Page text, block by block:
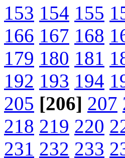
153 154 155
166 167 168
179 180 181
192 193 194
205 [206] 207
218 219 220
231 232 233